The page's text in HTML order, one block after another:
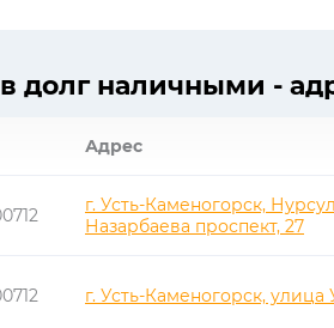
долг наличными -
Адрес
г. Усть-Каменогорск,
Назарбаева проспект, 27
г. Усть-Каменогорск, улица